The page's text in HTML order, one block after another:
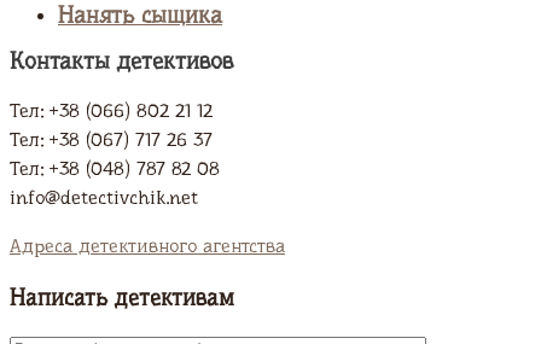
Нанять сыщика
Контакты детективов
Тел: +38 (066) 802 21 12
Тел: +38 (067) 717 26 37
Тел: +38 (048) 787 82 08
info@detectivchik.net
Адреса детективного агентства
Написать детективам